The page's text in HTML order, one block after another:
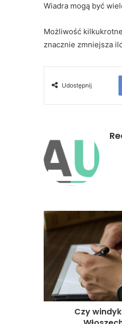
Wiadra mogą być
Możliwość
znacznie zmniejsza
Udostępnij
Czy